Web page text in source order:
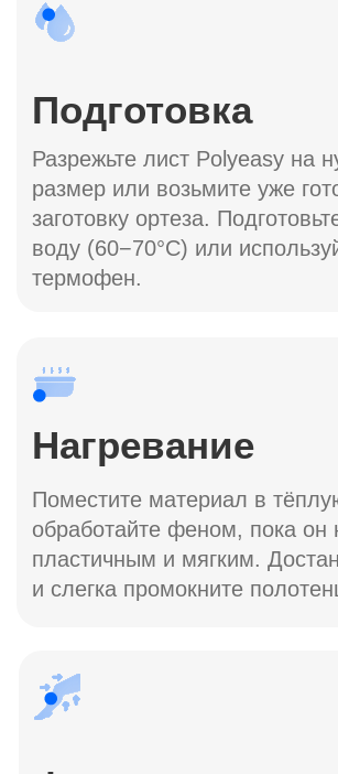
Количество тестовых наборов ограничено!
Получить бесплатно
на тестирование
©Все права защищены.2026.
Договор оферты
Политика конфиденциальности